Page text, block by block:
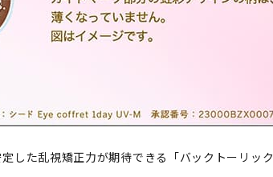
した乱視矯正力が期待できる「バックトーリック